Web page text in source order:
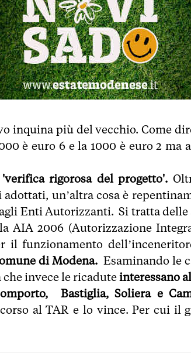
inquina più del vecchio. Come
è euro 6 e la 1000 è euro 2
'verifica rigorosa del progetto'.
un’altra cosa è
Enti Autorizzanti. Si tratta
AIA 2006 (Autorizzazione
il funzionamento
di Modena. Esaminando le
che invece le ricaduteinteressano
Bastiglia, Soliera e
al TAR e lo vince. Per cui il